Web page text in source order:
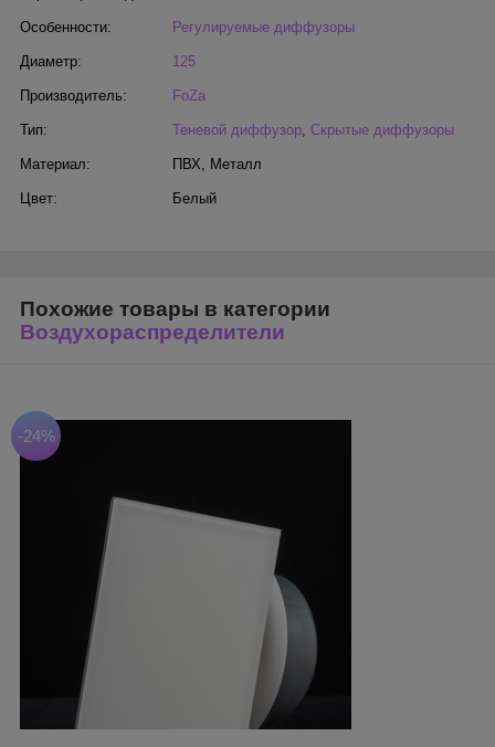
Особенности: Регулируемые диффузоры
Диаметр: 125
Производитель: FoZa
Тип: Теневой диффузор, Скрытые диффузоры
Материал: ПВХ, Металл
Цвет: Белый
Похожие товары в категории
Воздухораспределители
-24%